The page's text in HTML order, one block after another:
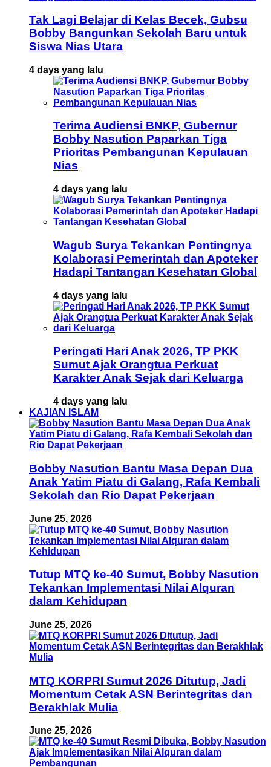
Tak Lagi Belajar di Kelas Becek, Gubsu
Bobby Bangunkan Sekolah Baru untuk
Siswa Nias Utara
4 days yang lalu
Terima Audiensi BNKP, Gubernur
Bobby Nasution Paparkan Tiga
Prioritas Pembangunan Kepulauan
Nias
4 days yang lalu
Wagub Surya Tekankan Pentingnya
Kolaborasi Pemerintah dan Apoteker
Hadapi Tantangan Kesehatan Global
4 days yang lalu
Peringati Hari Anak 2026, TP PKK
Sumut Ajak Orangtua Perkuat
Karakter Anak Sejak dari Keluarga
4 days yang lalu
KAJIAN ISLAM
Bobby Nasution Bantu Masa Depan Dua
Anak Yatim Piatu di Galang, Rafa Kembali
Sekolah dan Rio Dapat Pekerjaan
June 25, 2026
Tutup MTQ ke-40 Sumut, Bobby Nasution
Tekankan Implementasi Nilai Alquran
dalam Kehidupan
June 25, 2026
MTQ KORPRI Sumut 2026 Ditutup, Jadi
Momentum Cetak ASN Berintegritas dan
Berakhlak Mulia
June 25, 2026